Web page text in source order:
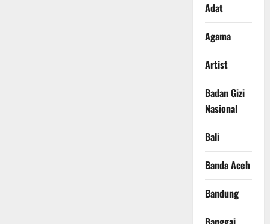
Adat
Agama
Artist
Badan Gizi
Nasional
Bali
Banda Aceh
Bandung